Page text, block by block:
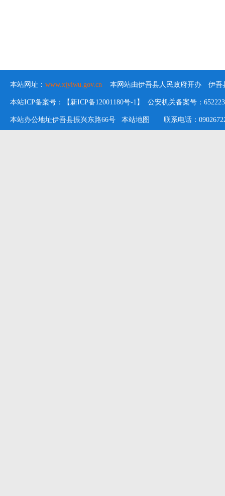
本站网址： www.xjyiwu.gov.cn 本网站由伊吾县人民政府开办 伊吾
本站ICP备案号：【新ICP备12001180号-1】 公安机关备案号：
本站办公地址伊吾县振兴东路66号 本站地图 联系电话：